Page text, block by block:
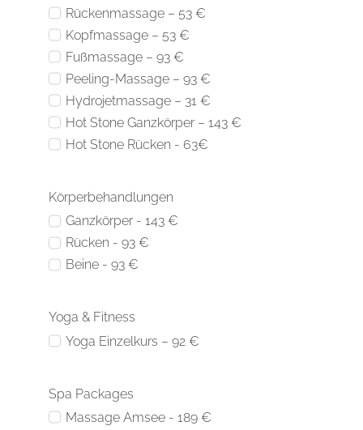
Rückenmassage – 53 €
Kopfmassage – 53 €
Fußmassage – 93 €
Peeling-Massage – 93 €
Hydrojetmassage – 31 €
Hot Stone Ganzkörper – 143 €
Hot Stone Rücken - 63€
Körperbehandlungen
Ganzkörper - 143 €
Rücken - 93 €
Beine - 93 €
Yoga & Fitness
Yoga Einzelkurs – 92 €
Spa Packages
Massage Amsee - 189 €